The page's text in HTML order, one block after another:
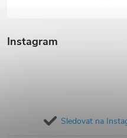
Instagram
Sledovat na